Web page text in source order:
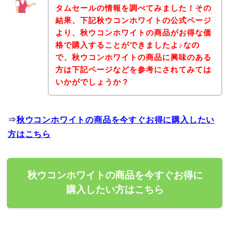
タムセールの情報を調べてみました！その
結果、下記秋ウコンホワイトの公式ページ
より、秋ウコンホワイトの商品がお得な価
格で購入することができましたよ♪なの
で、秋ウコンホワイトの商品に興味のある
方は下記ページなどを参考にされてみては
いかがでしょうか？
⇒秋ウコンホワイトの商品を今すぐお得に購入したい
方はこちら
秋ウコンホワイトの商品を今すぐお得に
購入したい方はこちら